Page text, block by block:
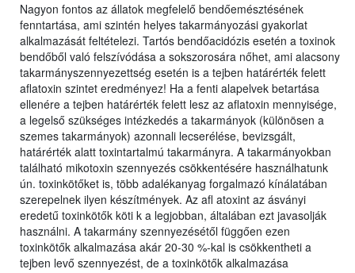
Nagyon fontos az állatok megfelelő bendőemésztésének
fenntartása, ami szintén helyes takarmányozási gyakorlat
alkalmazását feltételezi. Tartós bendőacidózis esetén a toxinok
bendőből való felszívódása a sokszorosára nőhet, ami alacsony
takarmányszennyezettség esetén is a tejben határérték felett
aflatoxin szintet eredményez! Ha a fenti alapelvek betartása
ellenére a tejben határérték felett lesz az aflatoxin mennyisége,
a legelső szükséges intézkedés a takarmányok (különösen a
szemes takarmányok) azonnali lecserélése, bevizsgált,
határérték alatt toxintartalmú takarmányra. A takarmányokban
található mikotoxin szennyezés csökkentésére használhatunk
ún. toxinkötőket is, több adalékanyag forgalmazó kínálatában
szerepelnek ilyen készítmények. Az afl atoxint az ásványi
eredetű toxinkötők köti k a legjobban, általában ezt javasolják
használni. A takarmány szennyezésétől függően ezen
toxinkötők alkalmazása akár 20-30 %-kal is csökkentheti a
tejben levő szennyezést, de a toxinkötők alkalmazása